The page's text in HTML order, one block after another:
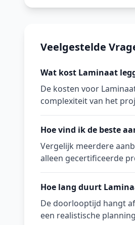
Veelgestelde
Wat kost Laminaat
De kosten voor
complexiteit van het
Hoe vind ik de beste
Vergelijk meerdere
alleen gecertificeerde
Hoe lang duurt
De doorlooptijd hangt
een realistische